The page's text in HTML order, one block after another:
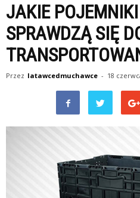
JAKIE
SPRAWDZĄ SIĘ
Przez latawcedmuchawce - 18